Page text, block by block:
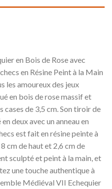
en Bois de Rose avec
en Résine Peint à la Main
les amoureux des jeux
en bois de rose massif et
cases de 3,5 cm. Son tiroir de
deux avec un anneau en
est fait en résine peinte à
cm de haut et 2,6 cm de
sculpté et peint à la main, et
une touche authentique à
Médiéval VII Echequier